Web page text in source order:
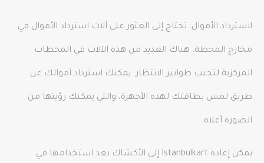
لاسترداد الأموال، تحتاج إلى العثور على آلات استرداد الأموال في
مخارج المحطة. هناك العديد من هذه الآلات في المحطات
المركزية لتجنب طوابير الانتظار. يمكنك استرداد أموالك عن
طريق لمس بطاقتك لهذه الأجهزة، والتي يمكنك رؤيتها من
الصورة أعلاه.
يمكن إعادة Istanbulkart إلى الأكشاك بعد استخدامها في